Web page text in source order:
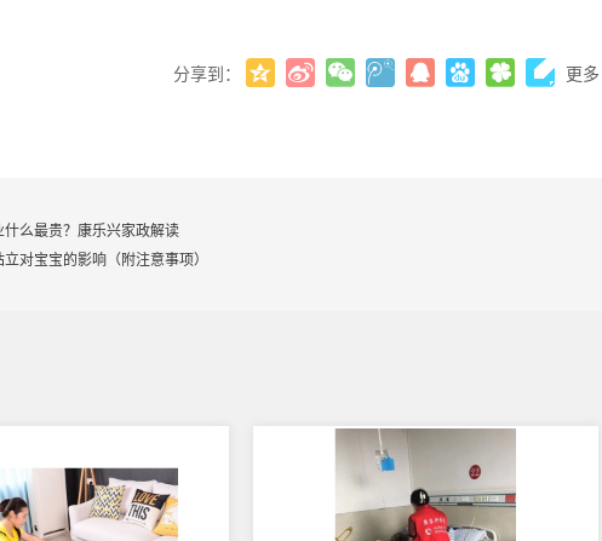
分享到： 更多
什么最贵？康乐兴家政解读
对宝宝的影响（附注意事项）